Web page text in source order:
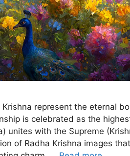
Krishna represent the eternal
is celebrated as the
unites with the Supreme
of Radha Krishna images